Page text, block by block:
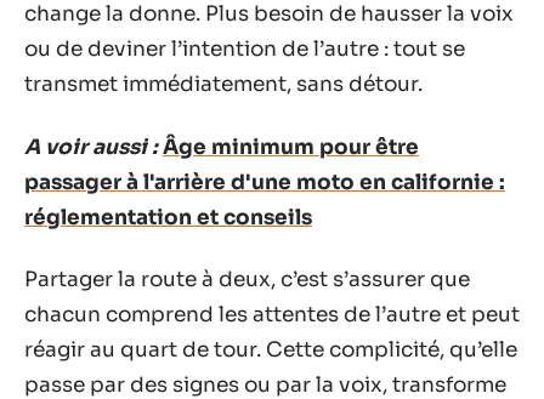
change la donne. Plus besoin de hausser la voix
ou de deviner l’intention de l’autre : tout se
transmet immédiatement, sans détour.
A voir aussi :Âge minimum pour être
passager à l'arrière d'une moto en californie :
réglementation et conseils
Partager la route à deux, c’est s’assurer que
chacun comprend les attentes de l’autre et peut
réagir au quart de tour. Cette complicité, qu’elle
passe par des signes ou par la voix, transforme